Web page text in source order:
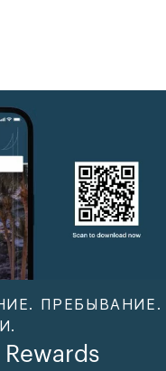
ПРЕБЫВАНИЕ.